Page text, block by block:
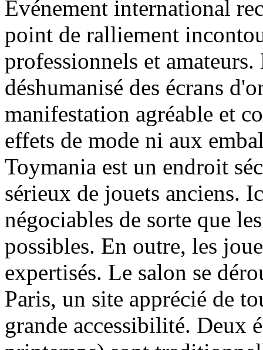
Evénement international
point de ralliement
professionnels et
déshumanisé des écrans
manifestation agréable et
effets de mode ni aux
Toymania est un endroit
sérieux de jouets anciens.
négociables de sorte que
possibles. En outre, les
expertisés. Le salon se
Paris, un site apprécié de
grande accessibilité. Deux